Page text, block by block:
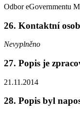
Odbor eGovernmentu
26. Kontaktní
Nevyplněno
27. Popis je
21.11.2014
28. Popis byl